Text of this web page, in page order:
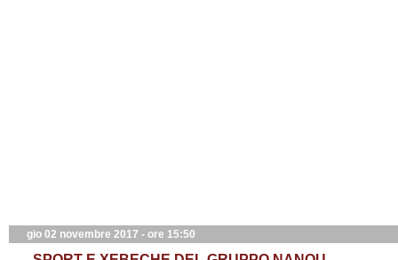
gio 02 novembre 2017 - ore 15:50